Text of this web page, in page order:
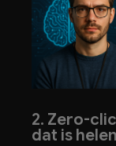
2. Zero-
dat is